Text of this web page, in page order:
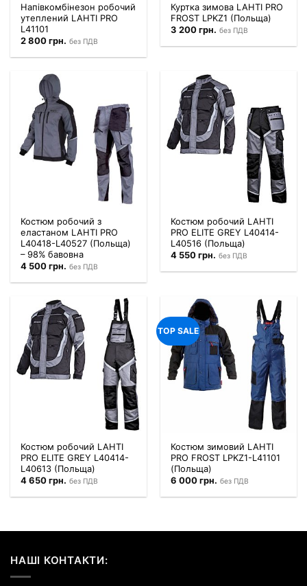
Напівкомбінезон робочий
утеплений LAHTI PRO
L41101
2 800грн. без ПДВ
Куртка зимова LAHTI PRO
FROST LPKZ1 (Польща)
3 200грн. без ПДВ
Костюм робочий з
еластаном LAHTI PRO
L40418-L40527 (Польща)
– 98% бавовна
4 500грн. без ПДВ
Костюм робочий LAHTI
PRO ELITE GREY L40414-
L40516 (Польща)
4 550грн. без ПДВ
Костюм робочий LAHTI
PRO ELITE GREY L40414-
L40613 (Польща)
4 650грн. без ПДВ
TOP SALE
Костюм зимовий LAHTI
PRO FROST LPKZ1-L41101
(Польща)
6 000грн. без ПДВ
НАШІ КОНТАКТИ: